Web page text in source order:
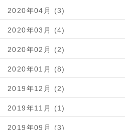
2020年04月 (3)
2020年03月 (4)
2020年02月 (2)
2020年01月 (8)
2019年12月 (2)
2019年11月 (1)
2019年09月 (3)